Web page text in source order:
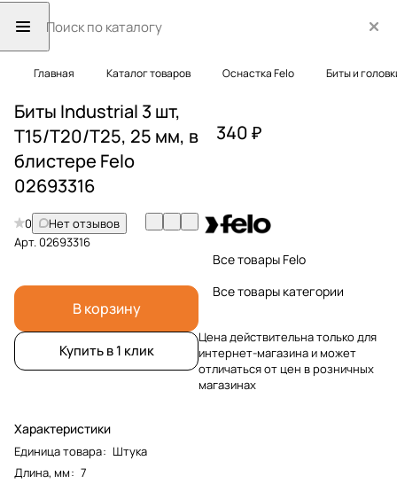
Главная Каталог товаров Оснастка Felo Биты и
Биты Industrial 3 шт,
T15/T20/T25, 25 мм, в
блистере Felo
02693316
0
Нет отзывов
Арт.02693316
В корзину
Купить в 1 клик
Характеристики
Единица товара: Штука
Длина, мм: 7
340 ₽
Все товары Felo
Все товары категории
Цена действительна только для
интернет-магазина и может
отличаться от цен в розничных
магазинах